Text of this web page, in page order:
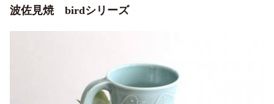
波佐見焼 birdシリーズ